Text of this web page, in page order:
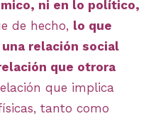
ni en lo político,
de hecho, lo que
relación social
que otrora
que implica
tanto como